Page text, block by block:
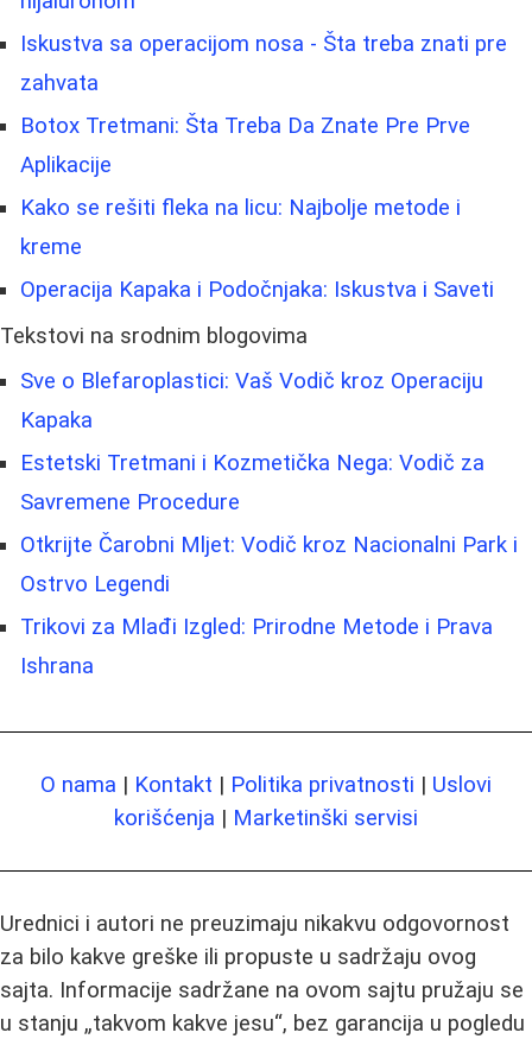
Iskustva sa operacijom nosa - Šta treba znati pre
zahvata
Botox Tretmani: Šta Treba Da Znate Pre Prve
Aplikacije
Kako se rešiti fleka na licu: Najbolje metode i
kreme
Operacija Kapaka i Podočnjaka: Iskustva i Saveti
Tekstovi na srodnim blogovima
Sve o Blefaroplastici: Vaš Vodič kroz Operaciju
Kapaka
Estetski Tretmani i Kozmetička Nega: Vodič za
Savremene Procedure
Otkrijte Čarobni Mljet: Vodič kroz Nacionalni Park i
Ostrvo Legendi
Trikovi za Mlađi Izgled: Prirodne Metode i Prava
Ishrana
O nama | Kontakt | Politika privatnosti | Uslovi
korišćenja | Marketinški servisi
Urednici i autori ne preuzimaju nikakvu odgovornost
za bilo kakve greške ili propuste u sadržaju ovog
sajta. Informacije sadržane na ovom sajtu pružaju se
u stanju „takvom kakve jesu“, bez garancija u pogledu